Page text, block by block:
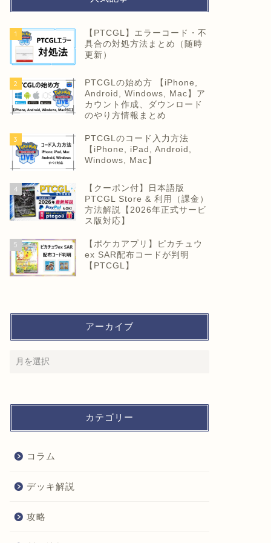
1
【PTCGL】エラーコード・不
具合の対処方法まとめ（随時
更新）
2
PTCGLの始め方 【iPhone,
Android, Windows, Mac】ア
カウント作成、ダウンロード
のやり方情報まとめ
3
PTCGLのコード入力方法
【iPhone, iPad, Android,
Windows, Mac】
4
【クーポン付】日本語版
PTCGL Store & 利用（課金）
方法解説【2026年正式サービ
ス版対応】
5
【ポケカアプリ】ピカチュウ
ex SAR配布コードが判明
【PTCGL】
アーカイブ
カテゴリー
コラム
デッキ解説
攻略